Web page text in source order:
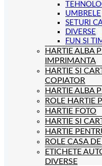
UMBRELE
SETURI
DIVERSE
FUN SI
HARTIE ALBA
IMPRIMANTA
HARTIE SI
COPIATOR
HARTIE ALBA
ROLE HARTIE
HARTIE FOTO
HARTIE SI
HARTIE
ROLE CASA
ETICHETE
DIVERSE